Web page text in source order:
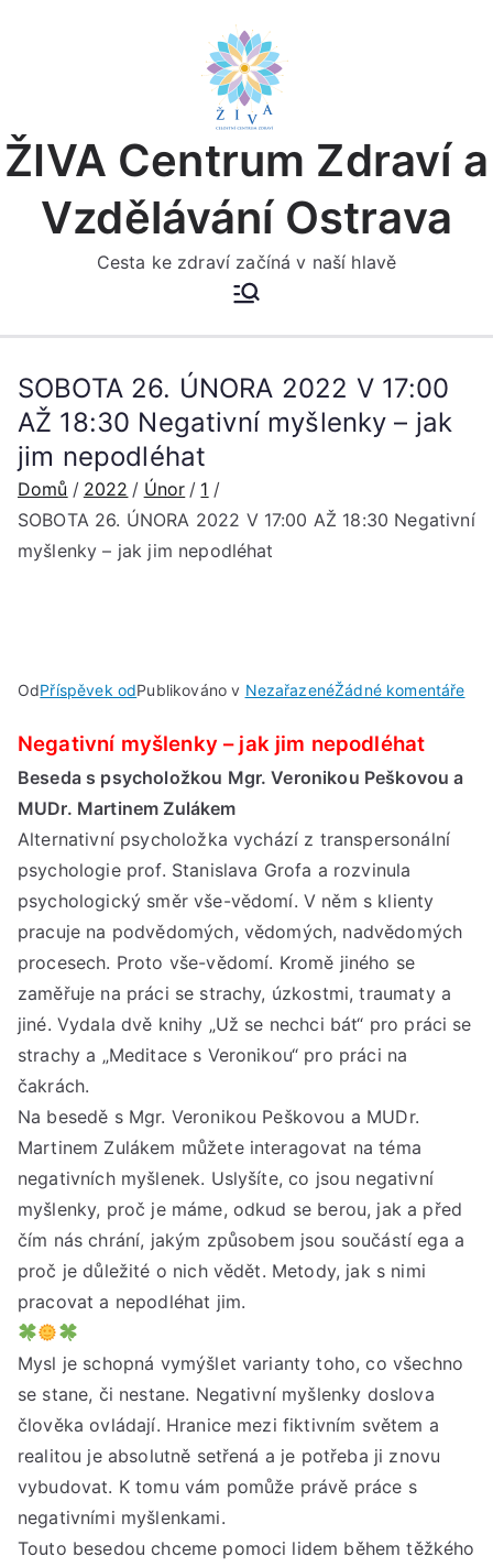
ŽIVA Centrum Zdraví a
Vzdělávání Ostrava
Cesta ke zdraví začíná v naší hlavě
SOBOTA 26. ÚNORA 2022 V 17:00
AŽ 18:30 Negativní myšlenky – jak
jim nepodléhat
Domů 2022 Únor
1
SOBOTA 26. ÚNORA 2022 V 17:00 AŽ 18:30 Negativní
myšlenky – jak jim nepodléhat
OdPříspěvek odPublikováno v NezařazenéŽádné komentářeu
jak
Negativní myšlenky – jak jim nepodléhat
Beseda s psycholožkou Mgr. Veronikou Peškovou a
MUDr. Martinem Zulákem
Alternativní psycholožka vychází z transpersonální
psychologie prof. Stanislava Grofa a rozvinula
psychologický směr vše-vědomí. V něm s klienty
pracuje na podvědomých, vědomých, nadvědomých
procesech. Proto vše-vědomí. Kromě jiného se
zaměřuje na práci se strachy, úzkostmi, traumaty a
jiné. Vydala dvě knihy „Už se nechci bát“ pro práci se
strachy a „Meditace s Veronikou“ pro práci na
čakrách.
Na besedě s Mgr. Veronikou Peškovou a MUDr.
Martinem Zulákem můžete interagovat na téma
negativních myšlenek. Uslyšíte, co jsou negativní
myšlenky, proč je máme, odkud se berou, jak a před
čím nás chrání, jakým způsobem jsou součástí ega a
proč je důležité o nich vědět. Metody, jak s nimi
pracovat a nepodléhat jim.
Mysl je schopná vymýšlet varianty toho, co všechno
se stane, či nestane. Negativní myšlenky doslova
člověka ovládají. Hranice mezi fiktivním světem a
realitou je absolutně setřená a je potřeba ji znovu
vybudovat. K tomu vám pomůže právě práce s
negativními myšlenkami.
Touto besedou chceme pomoci lidem během těžkého